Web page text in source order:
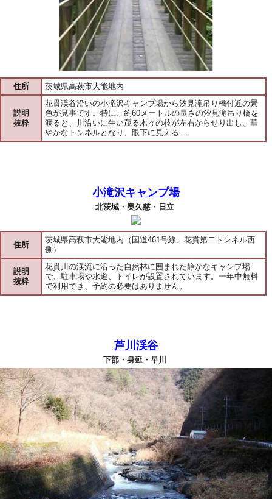
住所 茨城県高萩市大能地内
説明
抜粋
花貫渓谷沿いの小滝沢キャンプ場から汐見滝吊り橋付近の景
色が見事です。特に、約60メートルの長さの汐見滝吊り橋を
渡ると、川沿いに生い茂る木々の枝が左右からせり出し、華
やかなトンネルとなり、眼下に見える…
小滝沢キャンプ場
北茨城・奥久慈・日立
住所
茨城県高萩市大能地内（国道461号線、花貫第二トンネル西
側）
説明
抜粋
花貫川の渓流に沿った自然林に囲まれた静かなキャンプ場
で、駐車場や水道、トイレが設置されています。一年中無料
で利用でき、予約の必要はありません。
芦川渓谷
下部・身延・早川